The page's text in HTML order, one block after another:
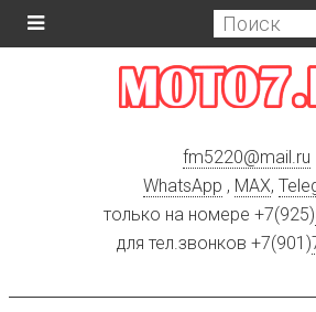
fm5220@mail.ru
WhatsApp , MAX,
только на номере +7(925)
для тел.звонков +7(901)